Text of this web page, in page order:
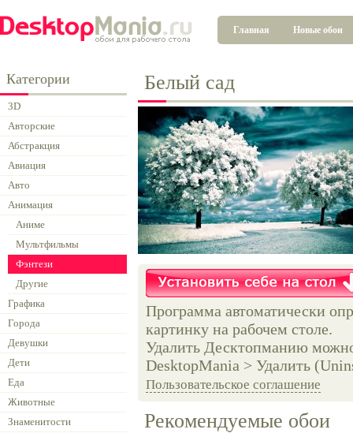
Главная Новые обои
Категории
3D
Авторские
Абстракция
Авиация
Авто
Анимация
Аниме
Мультфильмы
Фэнтези
Другие
Графика
Города
Девушки
Дети
Еда
Животные
Знаменитости
Белый сад
Программа автоматически
картинку на рабочем столе.
Удалить Десктопманию
DesktopMania > Удалить
Пользовательское соглашение
Рекомендуемые обои